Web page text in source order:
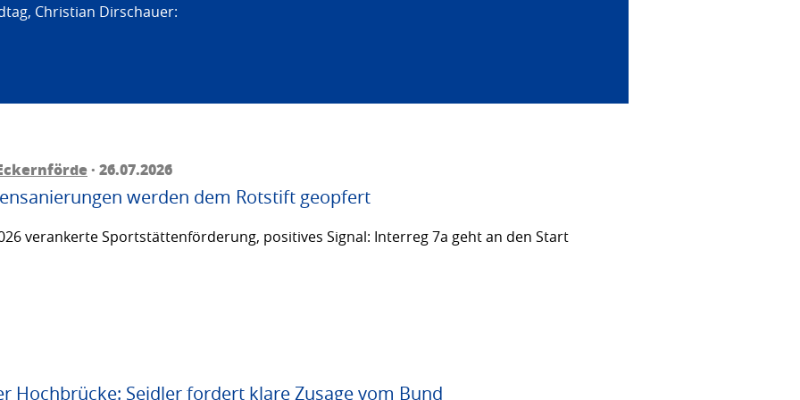
Christian Dirschauer:
· 26.07.2026
werden dem Rotstift geopfert
verankerte Sportstättenförderung, positives Signal: Interreg 7a geht an den Start
Hochbrücke: Seidler fordert klare Zusage vom Bund